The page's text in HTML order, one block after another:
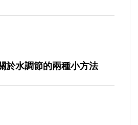
於水調節的兩種小方法